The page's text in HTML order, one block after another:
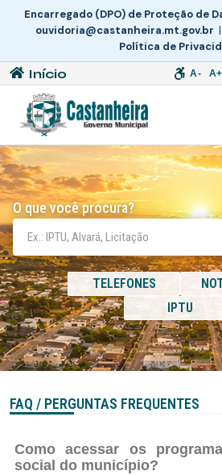
Encarregado (DPO) de Proteção de
ouvidoria@castanheira.mt.gov.br
Política de
Início A- A+
O que você procura?
TELEFONES
IPTU
FAQ / PERGUNTAS FREQUENTES
Como acessar os
social do município?